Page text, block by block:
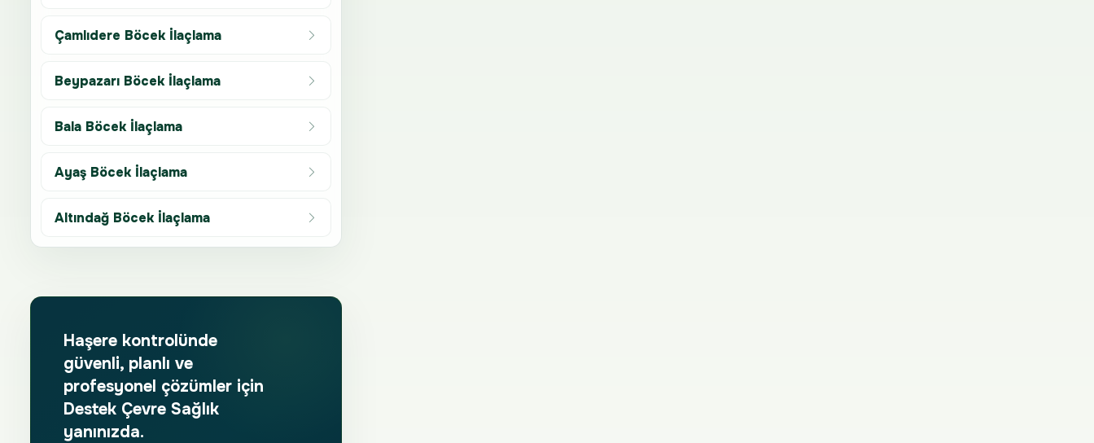
Çamlıdere Böcek İlaçlama
Beypazarı Böcek İlaçlama
Bala Böcek İlaçlama
Ayaş Böcek İlaçlama
Altındağ Böcek İlaçlama
Haşere kontrolünde
güvenli, planlı ve
profesyonel çözümler için
Destek Çevre Sağlık
yanınızda.